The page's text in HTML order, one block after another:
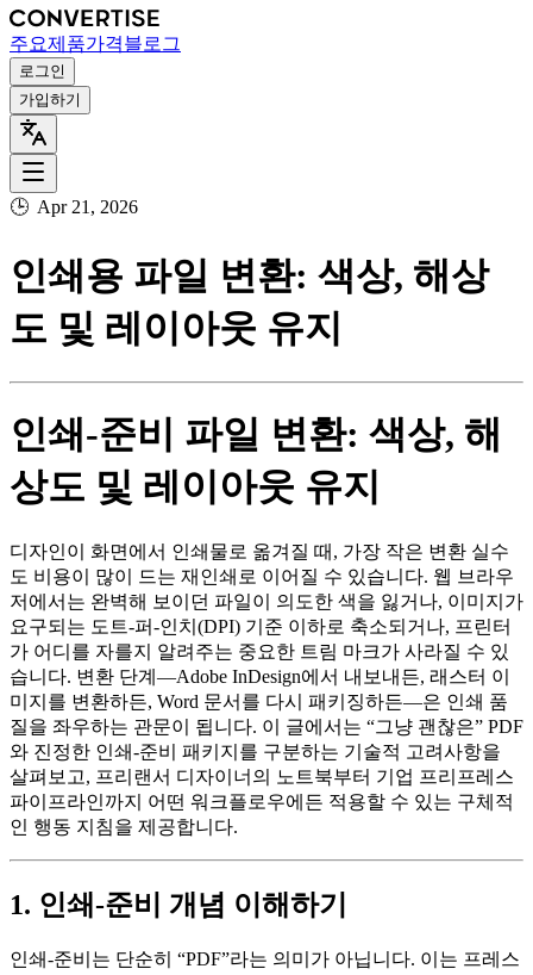
주요제품가격블로그
로그인
가입하기
🕒 Apr 21, 2026
인쇄용 파일 변환: 색상, 해상
도 및 레이아웃 유지
인쇄‑준비 파일 변환: 색상, 해
상도 및 레이아웃 유지
디자인이 화면에서 인쇄물로 옮겨질 때, 가장 작은 변환 실수
도 비용이 많이 드는 재인쇄로 이어질 수 있습니다. 웹 브라우
저에서는 완벽해 보이던 파일이 의도한 색을 잃거나, 이미지가
요구되는 도트‑퍼‑인치(DPI) 기준 이하로 축소되거나, 프린터
가 어디를 자를지 알려주는 중요한 트림 마크가 사라질 수 있
습니다. 변환 단계—Adobe InDesign에서 내보내든, 래스터 이
미지를 변환하든, Word 문서를 다시 패키징하든—은 인쇄 품
질을 좌우하는 관문이 됩니다. 이 글에서는 “그냥 괜찮은” PDF
와 진정한 인쇄‑준비 패키지를 구분하는 기술적 고려사항을
살펴보고, 프리랜서 디자이너의 노트북부터 기업 프리프레스
파이프라인까지 어떤 워크플로우에든 적용할 수 있는 구체적
인 행동 지침을 제공합니다.
1. 인쇄‑준비 개념 이해하기
인쇄‑준비는 단순히 “PDF”라는 의미가 아닙니다. 이는 프레스